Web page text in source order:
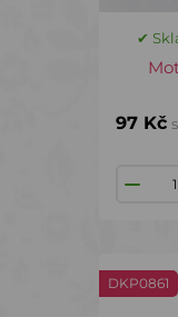
✔
97 Kč
DKP0861